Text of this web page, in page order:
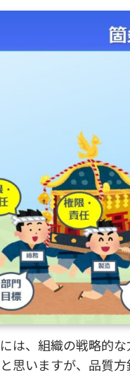
は、組織の戦略的
思いますが、品質